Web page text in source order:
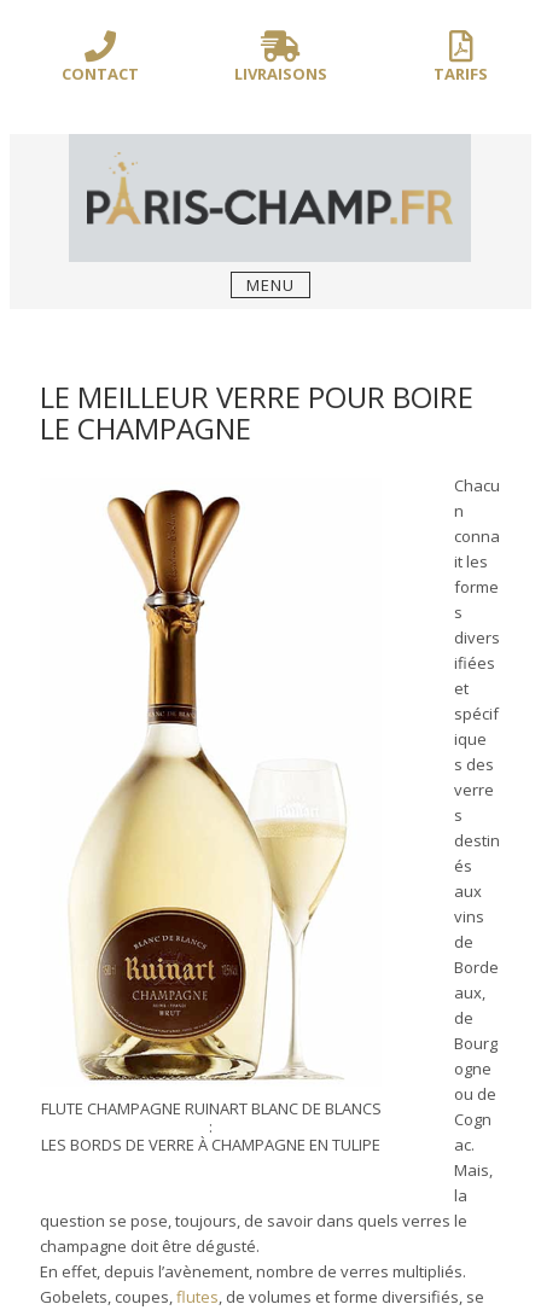
contenuCONTACT LIVRAISONS TARIFS
BOUSSOLE **/
MENU
LE MEILLEUR VERRE POUR BOIRE
LE CHAMPAGNE
FLUTE CHAMPAGNE RUINART BLANC DE BLANCS
:
LES BORDS DE VERRE À CHAMPAGNE EN TULIPE
Chacu
n
conna
it les
forme
s
divers
ifiées
et
spécif
ique
s des
verre
s
destin
és
aux
vins
de
Borde
aux,
de
Bourg
ogne
ou de
Cogn
ac.
Mais,
la
question se pose, toujours, de savoir dans quels verres le
champagne doit être dégusté.
En effet, depuis l’avènement, nombre de verres multipliés.
Gobelets, coupes,flutes, de volumes et forme diversifiés, se